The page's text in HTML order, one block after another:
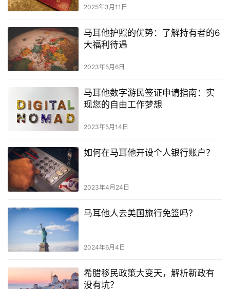
指
马
耳
他
留
教
育
址
导
2025年3月11日
马耳他护照的优势：了解持有者的6
大福利待遇
2023年5月6日
马耳他数字游民签证申请指南：实
现您的自由工作梦想
2023年5月14日
如何在马耳他开设个人银行账户？
2023年4月24日
马耳他人去美国旅行免签吗？
2024年6月4日
希腊移民政策大变天，解析新政有
没有坑？